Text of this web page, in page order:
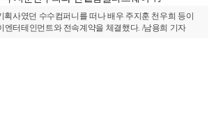
획사였던 수수컴퍼니를 떠나 배우 주지훈 천우희 등이
엔터테인먼트와 전속계약을 체결했다. /남용희 기자